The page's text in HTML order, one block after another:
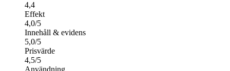
4,4
Effekt
4,0/5
Innehåll & evidens
5,0/5
Prisvärde
4,5/5